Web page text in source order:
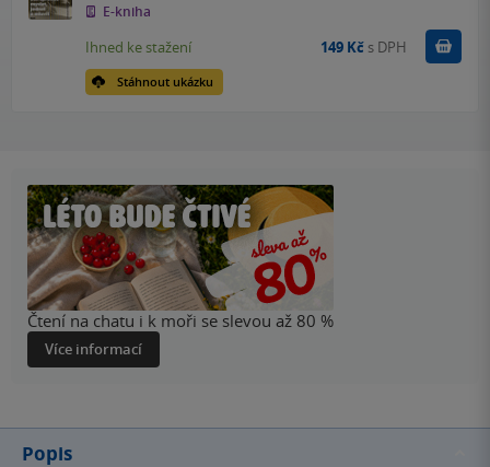
E-kniha
Stáhnout ukázku
Ihned ke stažení 149 Kč s DPH Koupit
Čtení na chatu i k moři se slevou až 80 %
Více informací
Popis